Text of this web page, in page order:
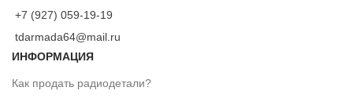
+7 (927) 059-19-19
tdarmada64@mail.ru
ИНФОРМАЦИЯ
Как продать радиодетали?